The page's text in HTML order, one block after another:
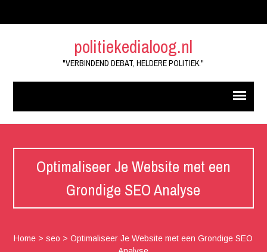
politiekedialoog.nl
"VERBINDEND DEBAT, HELDERE POLITIEK."
Optimaliseer Je Website met een
Grondige SEO Analyse
Home >seo >Optimaliseer Je Website met een Grondige SEO